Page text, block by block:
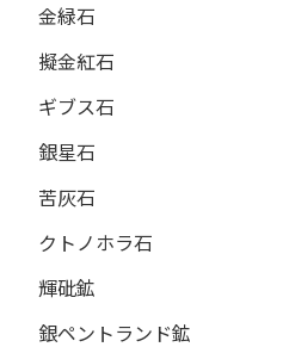
金緑石
擬金紅石
ギブス石
銀星石
苦灰石
クトノホラ石
輝砒鉱
銀ペントランド鉱